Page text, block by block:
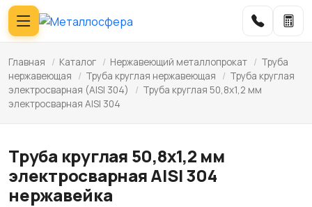
Главная / Каталог / Нержавеющий металлопрокат / Труба
нержавеющая
/ Труба круглая нержавеющая / Труба круглая
электросварная (AISI 304)
/ Труба круглая 50,8х1,2 мм
электросварная AISI 304
Труба круглая 50,8х1,2 мм
электросварная AISI 304
нержавейка